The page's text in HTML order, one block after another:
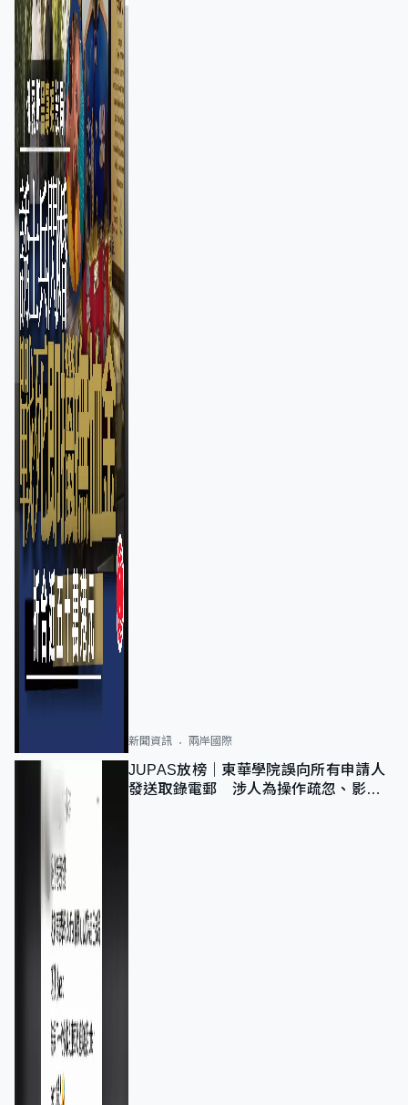
新聞資訊 兩岸國際
JUPAS放榜｜東華學院誤向所有申請人
發送取錄電郵 涉人為操作疏忽、影響